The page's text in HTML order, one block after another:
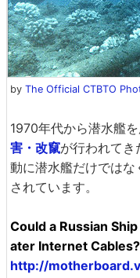
by The Official CTBTO
1970年代から潜水艦
害・改竄が行われて
動に潜水艦だけでは
されています。
Could a Russian
ater Internet
http://